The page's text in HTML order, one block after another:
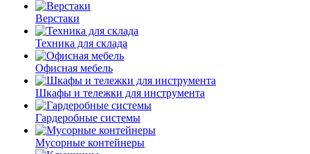
Верстаки
Техника для склада
Офисная мебель
Шкафы и тележки для инструмента
Гардеробные системы
Мусорные контейнеры